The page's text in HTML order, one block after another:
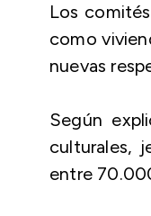
Los
como
nuevas
Según
culturales,
entre